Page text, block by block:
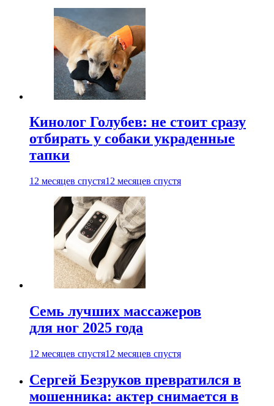
Кинолог Голубев: не стоит сразу
отбирать у собаки украденные
тапки
12 месяцев спустя12 месяцев спустя
Семь лучших массажеров
для ног 2025 года
12 месяцев спустя12 месяцев спустя
Сергей Безруков превратился в
мошенника: актер снимается в